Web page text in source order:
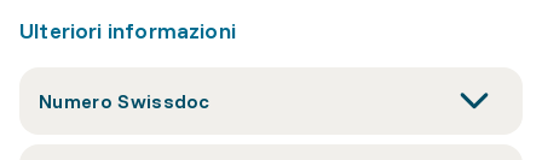
Ulteriori informazioni
Numero Swissdoc